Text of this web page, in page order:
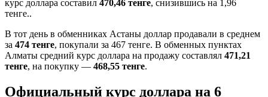
курс доллара составил 470,46 тенге, снизившись на 1,96
тенге..
В тот день в обменниках Астаны доллар продавали в среднем
за 474 тенге, покупали за 467 тенге. В обменных пунктах
Алматы средний курс доллара на продажу составлял 471,21
тенге, на покупку — 468,55 тенге.
Официальный курс доллара на 6